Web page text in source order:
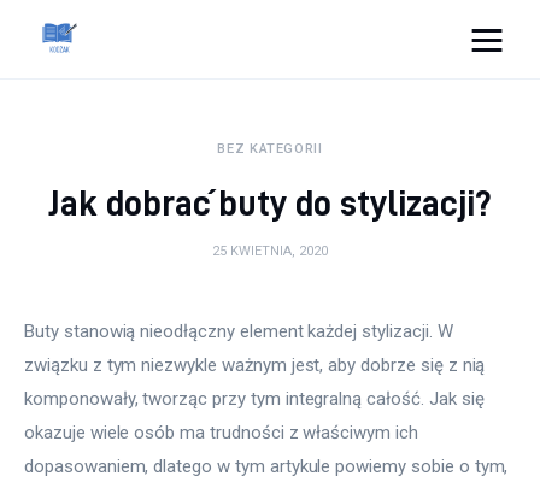
Zdrowie
Uroda
Więcej
BEZ KATEGORII
Jak dobrać buty do stylizacji?
25 KWIETNIA, 2020
Buty stanowią nieodłączny element każdej stylizacji. W
związku z tym niezwykle ważnym jest, aby dobrze się z nią
komponowały, tworząc przy tym integralną całość. Jak się
okazuje wiele osób ma trudności z właściwym ich
dopasowaniem, dlatego w tym artykule powiemy sobie o tym,